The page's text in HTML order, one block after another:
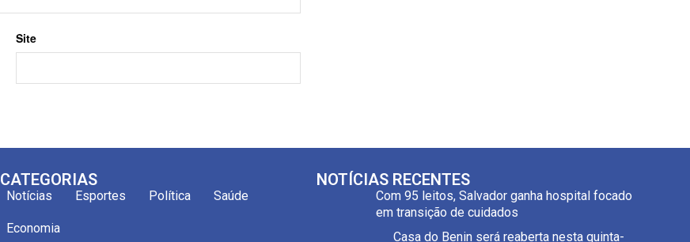
Site
CATEGORIAS
Notícias Esportes Política Saúde
Economia
NOTÍCIAS RECENTES
Com 95 leitos, Salvador ganha hospital focado
em transição de cuidados
Casa do Benin será reaberta nesta quinta-